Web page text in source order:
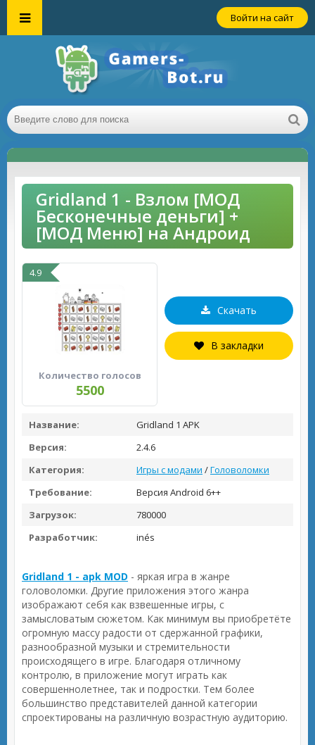
Войти на сайт
Gridland 1 - Взлом [МОД
Бесконечные деньги] +
[МОД Меню] на Андроид
4.9
Количество голосов
5500
Скачать
В закладки
Название:
Gridland 1 APK
Версия:
2.4.6
Категория:
Игры с модами /Головоломки
Требование:
Версия Android 6++
Загрузок:
780000
Разработчик:
inés
Gridland 1 - apk MOD - яркая игра в жанре
головоломки. Другие приложения этого жанра
изображают себя как взвешенные игры, с
замысловатым сюжетом. Как минимум вы приобретёте
огромную массу радости от сдержанной графики,
разнообразной музыки и стремительности
происходящего в игре. Благодаря отличному
контролю, в приложение могут играть как
совершеннолетнее, так и подростки. Тем более
большинство представителей данной категории
спроектированы на различную возрастную аудиторию.